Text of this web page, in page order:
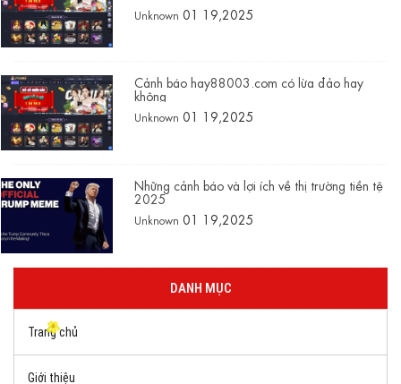
Unknown 01 19,2025
Cảnh báo hay88003.com có lừa đảo hay
không
Unknown 01 19,2025
Những cảnh báo và lợi ích về thị trường tiền tệ
2025
Unknown 01 19,2025
DANH MỤC
Trang chủ
Giới thiệu